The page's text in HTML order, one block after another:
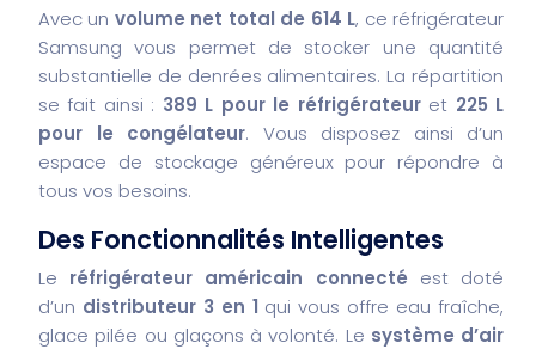
Avec un volume net total de 614 L, ce réfrigérateur
Samsung vous permet de stocker une quantité
substantielle de denrées alimentaires. La répartition
se fait ainsi : 389 L pour le réfrigérateuret 225 L
pour le congélateur. Vous disposez ainsi d’un
espace de stockage généreux pour répondre à
tous vos besoins.
Des Fonctionnalités Intelligentes
Le réfrigérateur américain connecté est doté
d’un distributeur 3 en 1 qui vous offre eau fraîche,
glace pilée ou glaçons à volonté. Le système d’air